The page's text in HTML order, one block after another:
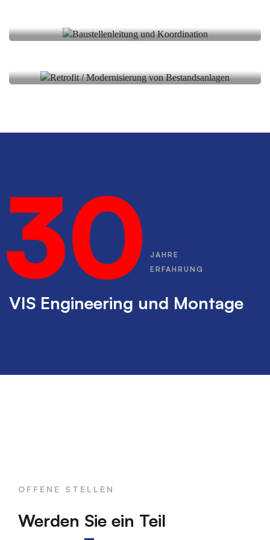
Modernisierung von
30
JAHRE
ERFAHRUNG
VIS Engineering und Montage
OFFENE STELLEN
Werden Sie ein Teil